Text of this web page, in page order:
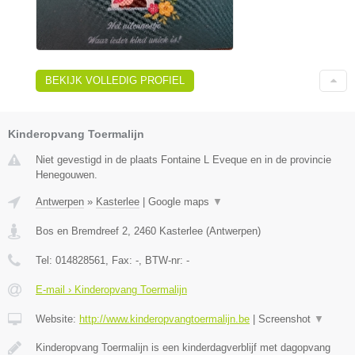
BEKIJK VOLLEDIG PROFIEL
Kinderopvang Toermalijn
Niet gevestigd in de plaats Fontaine L Eveque en in de provincie
Henegouwen.
Antwerpen » Kasterlee Google maps ▼
Bos en Bremdreef 2 2460 Kasterlee (Antwerpen)
Tel: 014828561 , Fax: - , BTW-nr: -
E-mail › Kinderopvang Toermalijn
Website: http://www.kinderopvangtoermalijn.be Screenshot ▼
Kinderopvang Toermalijn is een kinderdagverblijf met dagopvang